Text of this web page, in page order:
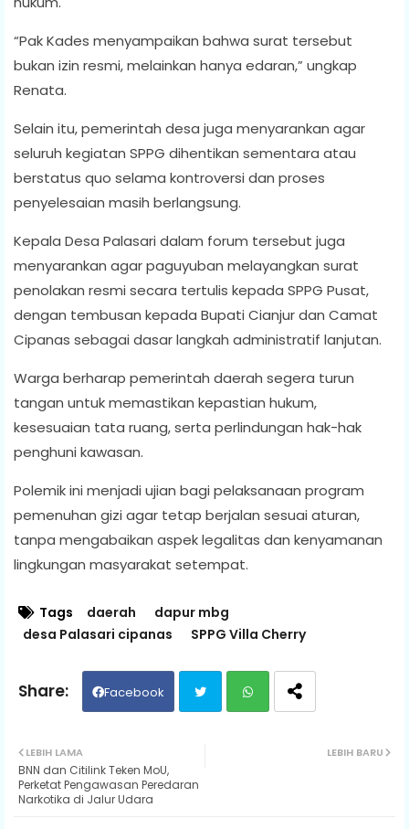
“Pak Kades menyampaikan bahwa surat tersebut
bukan izin resmi, melainkan hanya edaran,” ungkap
Renata.
Selain itu, pemerintah desa juga menyarankan agar
seluruh kegiatan SPPG dihentikan sementara atau
berstatus quo selama kontroversi dan proses
penyelesaian masih berlangsung.
Kepala Desa Palasari dalam forum tersebut juga
menyarankan agar paguyuban melayangkan surat
penolakan resmi secara tertulis kepada SPPG Pusat,
dengan tembusan kepada Bupati Cianjur dan Camat
Cipanas sebagai dasar langkah administratif lanjutan.
Warga berharap pemerintah daerah segera turun
tangan untuk memastikan kepastian hukum,
kesesuaian tata ruang, serta perlindungan hak-hak
penghuni kawasan.
Polemik ini menjadi ujian bagi pelaksanaan program
pemenuhan gizi agar tetap berjalan sesuai aturan,
tanpa mengabaikan aspek legalitas dan kenyamanan
lingkungan masyarakat setempat.
Tags daerah
dapur mbg
desa Palasari cipanas
SPPG Villa Cherry
Facebook
LEBIH BARU
LEBIH LAMA
BNN dan Citilink Teken MoU,
Perketat Pengawasan Peredaran
Narkotika di Jalur Udara